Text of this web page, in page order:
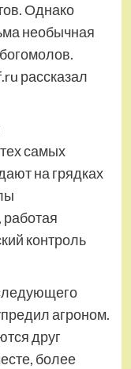
Однако
необычная
рассказал
самых
на грядках
контроль
агроном.
друг
более